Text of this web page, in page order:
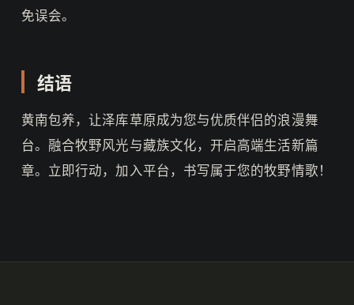
免误会。
结语
黄南包养，让泽库草原成为您与优质伴侣的浪漫舞
台。融合牧野风光与藏族文化，开启高端生活新篇
章。立即行动，加入平台，书写属于您的牧野情歌！